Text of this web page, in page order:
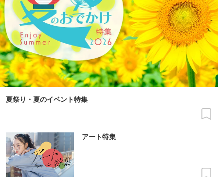
夏祭り・夏のイベント特集
アート特集